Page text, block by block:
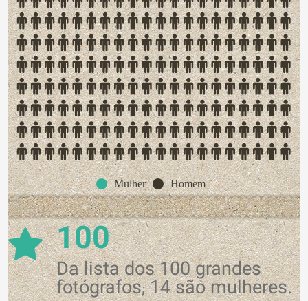
Mulher Homem
100
Da lista dos 100 grandes
fotógrafos, 14 são mulheres.